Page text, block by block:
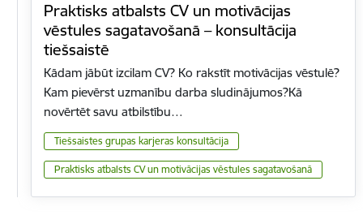
Praktisks atbalsts CV un motivācijas
vēstules sagatavošanā – konsultācija
tiešsaistē
Kādam jābūt izcilam CV? Ko rakstīt motivācijas vēstulē?
Kam pievērst uzmanību darba sludinājumos?Kā
novērtēt savu atbilstību…
Tiešsaistes grupas karjeras konsultācija
Praktisks atbalsts CV un motivācijas vēstules sagatavošanā